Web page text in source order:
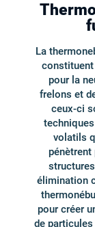
La
constituent
pour la
frelons et
ceux-ci
volatils
élimination
pour créer
de